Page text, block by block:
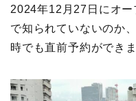
2024年12月27日にオー
で知られていないのか
時でも直前予約ができま